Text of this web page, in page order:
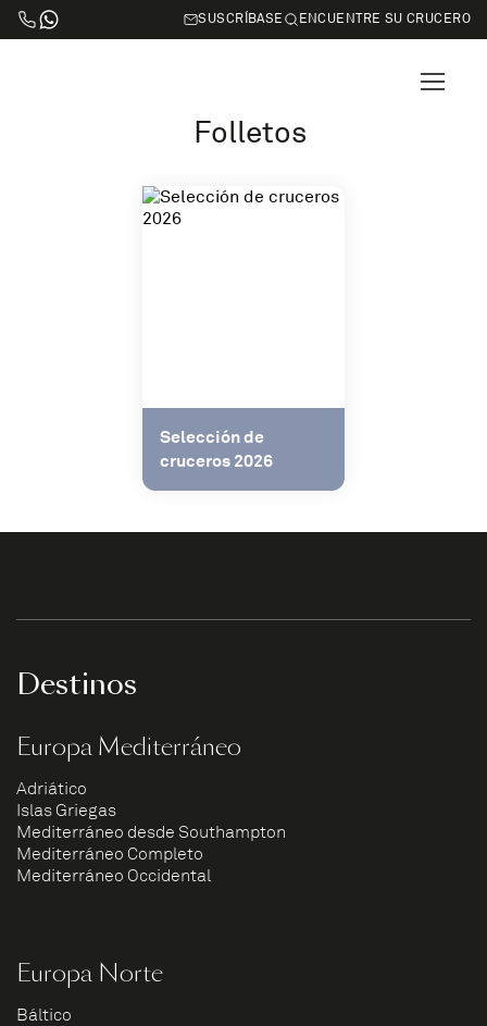
SUSCRÍBASE ENCUENTRE SU CRUCERO
Folletos
Selección de
cruceros 2026
Destinos
Europa Mediterráneo
Adriático
Islas Griegas
Mediterráneo desde Southampton
Mediterráneo Completo
Mediterráneo Occidental
Europa Norte
Báltico